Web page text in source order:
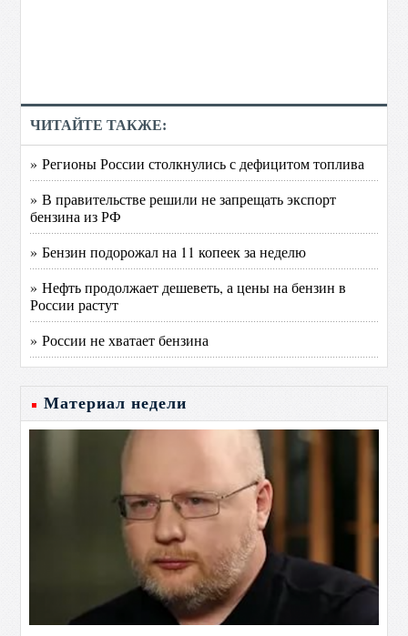
ЧИТАЙТЕ ТАКЖЕ:
» Регионы России столкнулись с дефицитом топлива
» В правительстве решили не запрещать экспорт
бензина из РФ
» Бензин подорожал на 11 копеек за неделю
» Нефть продолжает дешеветь, а цены на бензин в
России растут
» России не хватает бензина
Материал недели